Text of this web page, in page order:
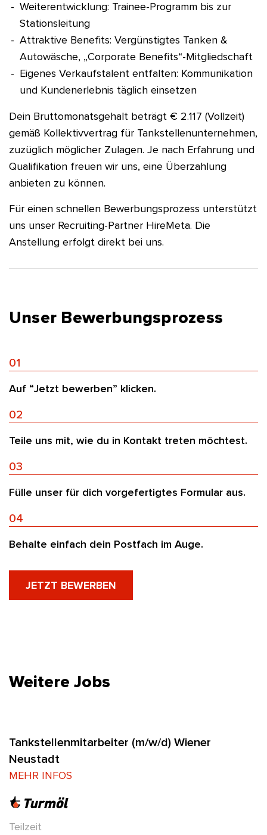
Weiterentwicklung: Trainee-Programm bis zur
Stationsleitung
Attraktive Benefits: Vergünstigtes Tanken &
Autowäsche, „Corporate Benefits“-Mitgliedschaft
Eigenes Verkaufstalent entfalten: Kommunikation
und Kundenerlebnis täglich einsetzen
Dein Bruttomonatsgehalt beträgt € 2.117 (Vollzeit)
gemäß Kollektivvertrag für Tankstellenunternehmen,
zuzüglich möglicher Zulagen. Je nach Erfahrung und
Qualifikation freuen wir uns, eine Überzahlung
anbieten zu können.
Für einen schnellen Bewerbungsprozess unterstützt
uns unser Recruiting-Partner HireMeta. Die
Anstellung erfolgt direkt bei uns.
Unser Bewerbungsprozess
01
Auf “Jetzt bewerben” klicken.
02
Teile uns mit, wie du in Kontakt treten möchtest.
03
Fülle unser für dich vorgefertigtes Formular aus.
04
Behalte einfach dein Postfach im Auge.
JETZT BEWERBEN
Weitere Jobs
Tankstellenmitarbeiter (m/w/d) Wiener
Neustadt
MEHR INFOS
Teilzeit